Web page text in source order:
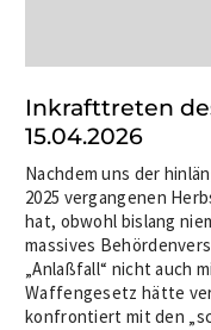
Inkrafttreten
15.04.2026
Nachdem uns der
2025 vergangenen
hat, obwohl bislang
massives
„Anlaßfall“ nicht auch
Waffengesetz hätte
konfrontiert mit den